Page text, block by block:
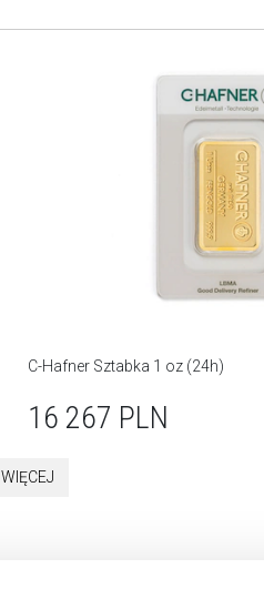
C-Hafner Sztabka 1 oz (24h)
16 267 PLN
WIĘCEJ